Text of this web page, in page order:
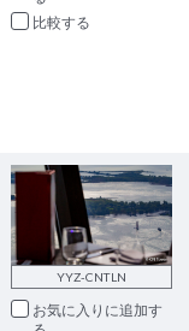
比較
YYZ-CNTLN
お気に入りに追加